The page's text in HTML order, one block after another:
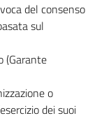
del consenso
sul
(Garante
o
dei suoi